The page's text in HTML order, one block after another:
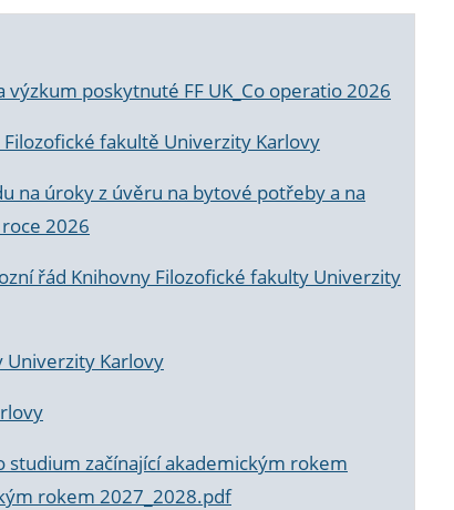
poskytnuté FF UK_Co operatio 2026
fakultě Univerzity Karlovy
na úroky z úvěru na bytové potřeby a na
2026
řád Knihovny Filozofické fakulty Univerzity
Univerzity Karlovy
studium začínající akademickým rokem
rokem 2027_2028.pdf